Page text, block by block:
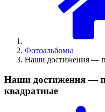
Фотоальбомы
Наши достижения —
Наши достижения —
квадратные